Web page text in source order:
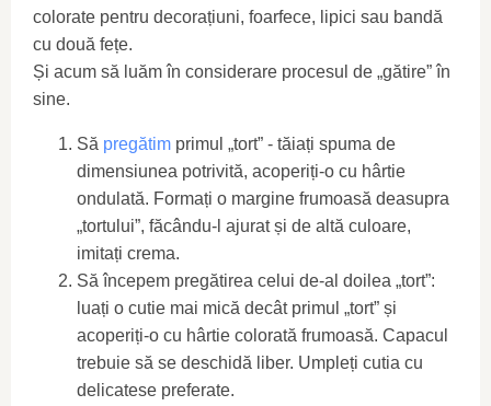
colorate pentru decorațiuni, foarfece, lipici sau bandă
cu două fețe.
Și acum să luăm în considerare procesul de „gătire” în
sine.
Să pregătim primul „tort” - tăiați spuma de
dimensiunea potrivită, acoperiți-o cu hârtie
ondulată. Formați o margine frumoasă deasupra
„tortului”, făcându-l ajurat și de altă culoare,
imitați crema.
Să începem pregătirea celui de-al doilea „tort”:
luați o cutie mai mică decât primul „tort” și
acoperiți-o cu hârtie colorată frumoasă. Capacul
trebuie să se deschidă liber. Umpleți cutia cu
delicatese preferate.